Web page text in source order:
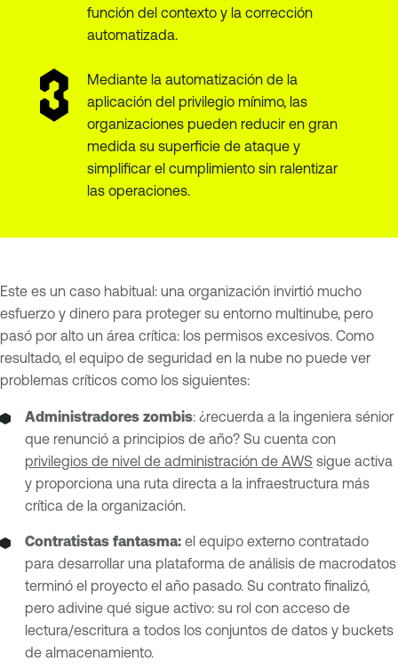
función del contexto y la corrección
automatizada.
Mediante la automatización de la
aplicación del privilegio mínimo, las
organizaciones pueden reducir en gran
medida su superficie de ataque y
simplificar el cumplimiento sin ralentizar
las operaciones.
Este es un caso habitual: una organización invirtió mucho
esfuerzo y dinero para proteger su entorno multinube, pero
pasó por alto un área crítica: los permisos excesivos. Como
resultado, el equipo de seguridad en la nube no puede ver
problemas críticos como los siguientes:
Administradores zombis: ¿recuerda a la ingeniera sénior
que renunció a principios de año? Su cuenta con
privilegios de nivel de administración de AWS sigue activa
y proporciona una ruta directa a la infraestructura más
crítica de la organización.
Contratistas fantasma: el equipo externo contratado
para desarrollar una plataforma de análisis de macrodatos
terminó el proyecto el año pasado. Su contrato finalizó,
pero adivine qué sigue activo: su rol con acceso de
lectura/escritura a todos los conjuntos de datos y buckets
de almacenamiento.